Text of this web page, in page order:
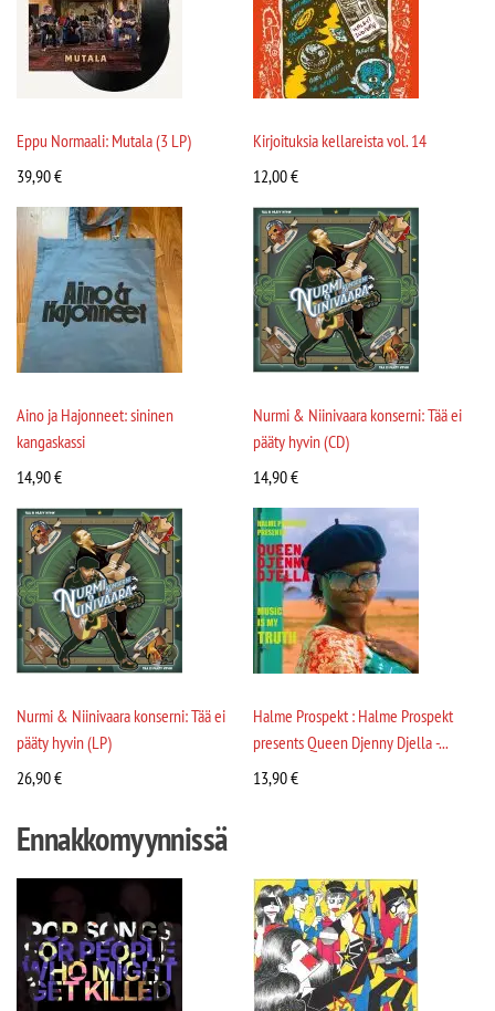
Eppu Normaali: Mutala (3 LP)
39,90€
Kirjoituksia kellareista vol. 14
12,00€
Aino ja Hajonneet: sininen
kangaskassi
14,90€
Nurmi & Niinivaara konserni: Tää ei
pääty hyvin (CD)
14,90€
Nurmi & Niinivaara konserni: Tää ei
pääty hyvin (LP)
26,90€
Halme Prospekt : Halme Prospekt
presents Queen Djenny Djella -...
13,90€
Ennakkomyynnissä